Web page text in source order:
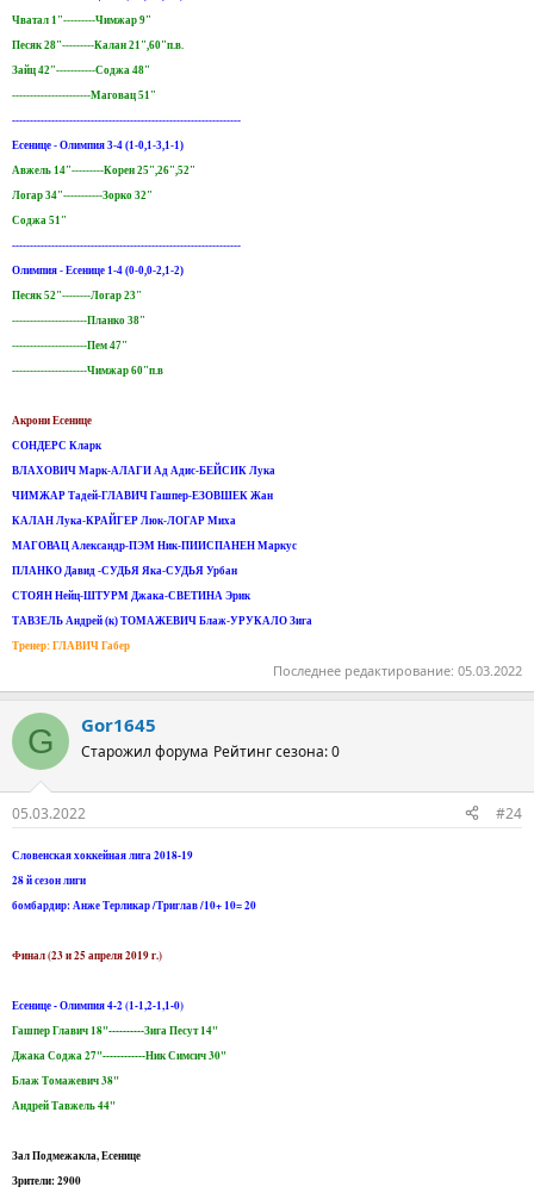
Чватал 1"---------Чимжар 9"
Песяк 28"---------Калан 21",60"п.в.
Зайц 42"-----------Соджа 48"
----------------------Маговац 51"
----------------------------------------------------------------
Есенице - Олимпия 3-4 (1-0,1-3,1-1)
Авжель 14"---------Корен 25",26",52"
Логар 34"-----------Зорко 32"
Соджа 51"
----------------------------------------------------------------
Олимпия - Есенице 1-4 (0-0,0-2,1-2)
Песяк 52"--------Логар 23"
---------------------Планко 38"
---------------------Пем 47"
---------------------Чимжар 60"п.в
Акрони Есенице
СОНДЕРС Кларк
ВЛАХОВИЧ Марк-АЛАГИ Ад Адис-БЕЙСИК Лука
ЧИМЖАР Тадей-ГЛАВИЧ Гашпер-ЕЗОВШЕК Жан
КАЛАН Лука-КРАЙГЕР Люк-ЛОГАР Миха
МАГОВАЦ Александр-ПЭМ Ник-ПИИСПАНЕН Маркус
ПЛАНКО Давид -СУДЬЯ Яка-СУДЬЯ Урбан
СТОЯН Нейц-ШТУРМ Джака-СВЕТИНА Эрик
ТАВЗЕЛЬ Андрей (к) ТОМАЖЕВИЧ Блаж-УРУКАЛО Зига
Тренер: ГЛАВИЧ Габер
Последнее редактирование: 05.03.2022
G Gor1645
Старожил форума Рейтинг сезона: 0
05.03.2022 #24
Словенская хоккейная лига 2018-19
28 й сезон лиги
бомбардир: Анже Терликар /Триглав /10+ 10= 20
Финал (23 и 25 апреля 2019 г.)
Есенице - Олимпия 4-2 (1-1,2-1,1-0)
Гашпер Главич 18"----------Зига Песут 14"
Джака Соджа 27"------------Ник Симсич 30"
Блаж Томажевич 38"
Андрей Тавжель 44"
Зал Подмежакла, Есенице
Зрители: 2900